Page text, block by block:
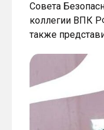
Совета
коллегии ВПК
также